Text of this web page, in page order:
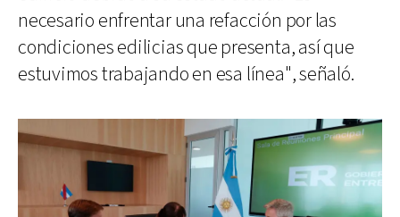
necesario enfrentar una refacción por las
condiciones edilicias que presenta, así que
estuvimos trabajando en esa línea", señaló.